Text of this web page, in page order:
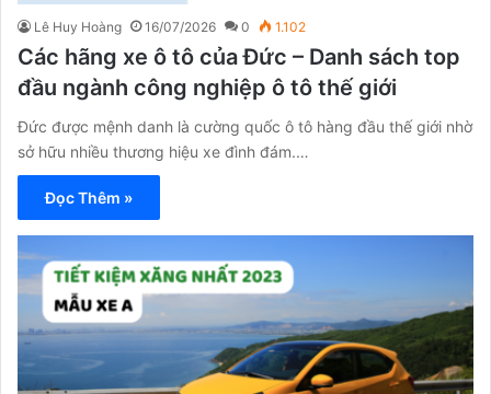
Lê Huy Hoàng 16/07/2026 0 1.102
Các hãng xe ô tô của Đức – Danh sách top
đầu ngành công nghiệp ô tô thế giới
Đức được mệnh danh là cường quốc ô tô hàng đầu thế giới nhờ
sở hữu nhiều thương hiệu xe đình đám.…
Đọc Thêm »